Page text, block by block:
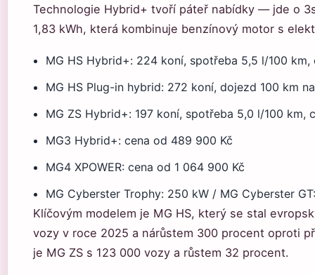
Technologie Hybrid+ tvoří páteř nabídky — jde o
1,83 kWh, která kombinuje benzínový motor s
MG HS Hybrid+: 224 koní, spotřeba 5,5 l/100
MG HS Plug-in hybrid: 272 koní, dojezd 100 km
MG ZS Hybrid+: 197 koní, spotřeba 5,0 l/100 km,
MG3 Hybrid+: cena od 489 900 Kč
MG4 XPOWER: cena od 1 064 900 Kč
MG Cyberster Trophy: 250 kW / MG Cyberster
Klíčovým modelem je MG HS, který se stal
vozy v roce 2025 a nárůstem 300 procent oproti
je MG ZS s 123 000 vozy a růstem 32 procent.